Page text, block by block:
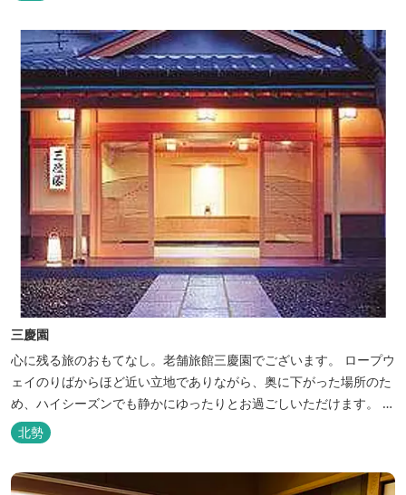
レンチコースとも同じテーブルにてご賞味いただけます。また館内
やお食事は浴衣姿でお楽しみいただけます。ゆったり、気軽に安心
していただける会員制リゾートホ...
三慶園
心に残る旅のおもてなし。老舗旅館三慶園でございます。 ロープウ
ェイのりばからほど近い立地でありながら、奥に下がった場所のた
め、ハイシーズンでも静かにゆったりとお過ごしいただけます。 自
慢の大浴場からは、雄大な御在所岳を背に、御在所ロープウェイが
望めます。季節ごとに表情を変える湯の山の自然と対話しながら至
極のひとときをどうぞ。
北勢